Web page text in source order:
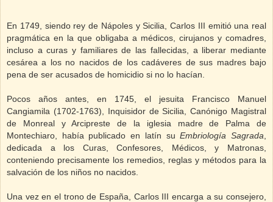
En 1749, siendo rey de Nápoles y Sicilia, Carlos III emitió una real
pragmática en la que obligaba a médicos, cirujanos y comadres,
incluso a curas y familiares de las fallecidas, a liberar mediante
cesárea a los no nacidos de los cadáveres de sus madres bajo
pena de ser acusados de homicidio si no lo hacían.
Pocos años antes, en 1745, el jesuita Francisco Manuel
Cangiamila (1702-1763), Inquisidor de Sicilia, Canónigo Magistral
de Monreal y Arcipreste de la iglesia madre de Palma de
Montechiaro, había publicado en latín suEmbriología Sagrada
dedicada a los Curas, Confesores, Médicos, y Matronas,
conteniendo precisamente los remedios, reglas y métodos para la
salvación de los niños no nacidos.
Una vez en el trono de España, Carlos III encarga a su consejero,